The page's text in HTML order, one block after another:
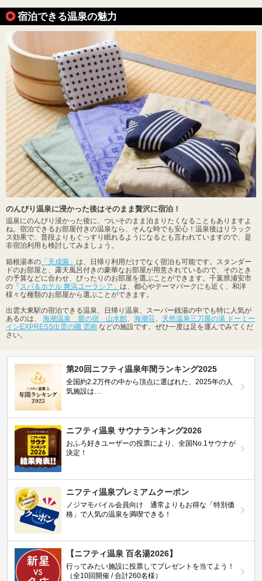
宿泊できる温泉の魅力
のんびり温泉に浸かった後はそのまま贅沢に宿泊！
温泉にのんびり浸かった後に、ついそのまま泊まりたくなることもありますよ
ね。宿泊できるお部屋付きの温泉なら、そんな時でも安心！温泉後はリラック
ス効果で、普段よりもぐっすり眠れるようになるとも言われていますので、是
非宿泊利用も検討してみましょう。
箱根湯本の 「天成園」 は、日帰り利用だけでなく宿泊も可能です。スタンダー
ドのお部屋と、露天風呂付きの豪華なお部屋が用意されているので、そのとき
の予算などに合わせ、ぴったりのお部屋を選ぶことができます。千葉県浦安市
の「スパ＆ホテル 舞浜ユーラシア」 は、都心やテーマパークにも近く、和洋
様々な種類のお部屋から選ぶことができます。
出雲大東駅の宿泊できる温泉、日帰り温泉、スーパー銭湯の中でも特に人気が
あるのは、 海潮温泉 螢の宿 山水館、 海潮荘、 天然温泉三刀屋の湯 ドーミー
インEXPRESS出雲の國 雲南 などの施設です。ぜひ一度は足を運んでみてくだ
さい。
第20回ニフティ温泉年間ランキング2025
全国約2.2万件の中から頂点に選ばれた、2025年の人
気施設は…
ニフティ温泉 サウナランキング2026
おふろ好きユーザーの投票により、全国No.1サウナが
決定！
ニフティ温泉プレミアムクーポン
ノジマモバイル会員向け 通常よりもお得な「特別価
格」で人気の温泉を満喫できる！
【ニフティ温泉 百名湯2026】
行ってみたい施設に投票してプレゼントを当てよう！
（全10回開催 / 合計260名様）